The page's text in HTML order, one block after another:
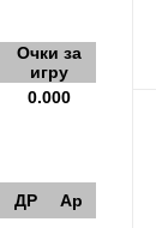
Очки за
игру
0.000
ДР
Ар